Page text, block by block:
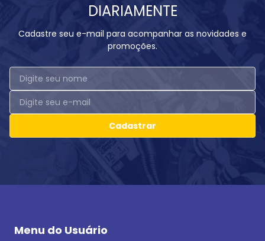
DIARIAMENTE
Cadastre seu e-mail para acompanhar as novidades e
promoções.
Cadastrar
Menu do Usuário